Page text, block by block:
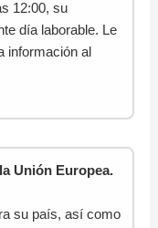
12:00, su
día laborable. Le
información al
Unión Europea.
su país, así como